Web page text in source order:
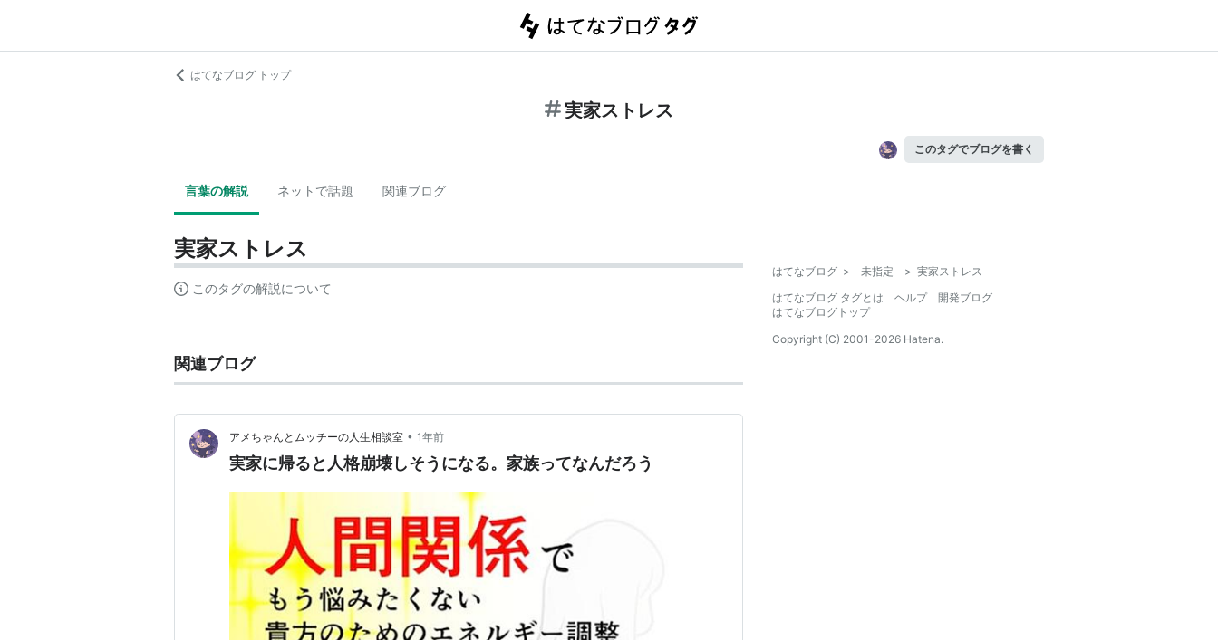
はてなブログ トップ
実家ストレス
このタグでブログを書く
言葉の解説 ネットで話題 関連ブログ
実家ストレス
このタグの解説について
関連ブログ
アメちゃんとムッチーの人生相談室 • 1年前
実家に帰ると人格崩壊しそうになる。家族ってなんだろう
はてなブログ > 未指定 > 実家ストレス
はてなブログ タグとは
ヘルプ
開発ブログ
はてなブログトップ
Copyright (C) 2001-2026 Hatena.